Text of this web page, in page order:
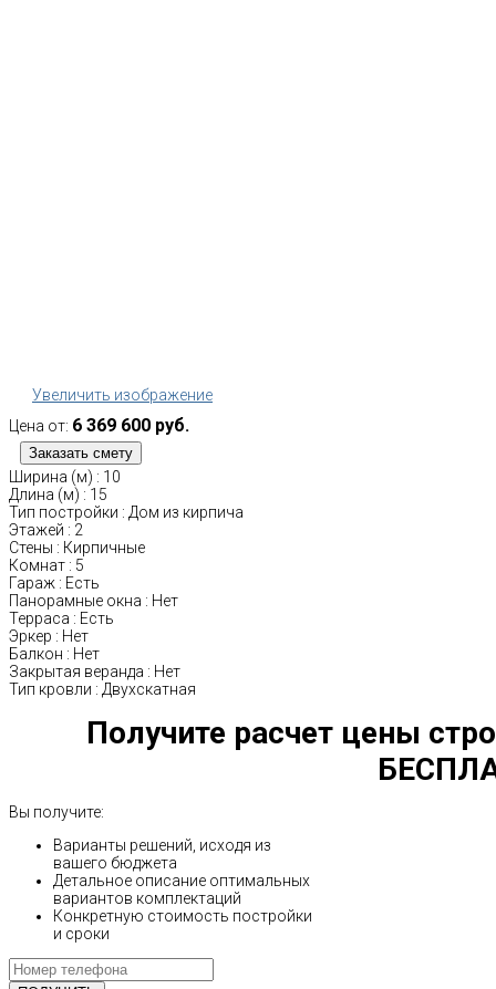
Увеличить изображение
Цена от: 6 369 600 руб.
Ширина (м) : 10
Длина (м) : 15
Тип постройки : Дом из кирпича
Этажей : 2
Стены : Кирпичные
Комнат : 5
Гараж : Есть
Панорамные окна : Нет
Терраса : Есть
Эркер : Нет
Балкон : Нет
Закрытая веранда : Нет
Тип кровли : Двухскатная
Получите расчет цены
Вы получите:
Варианты решений, исходя из
вашего бюджета
Детальное описание оптимальных
вариантов комплектаций
Конкретную стоимость постройки
и сроки